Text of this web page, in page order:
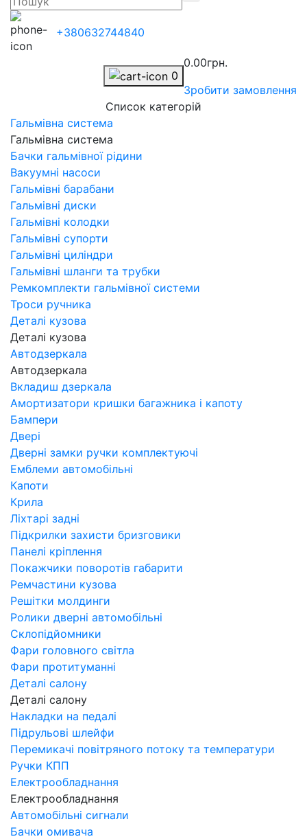
+380632744840
0
0.00грн.
Зробити замовлення
Список категорій
Гальмівна система
Гальмівна система
Бачки гальмівної рідини
Вакуумні насоси
Гальмівні барабани
Гальмівні диски
Гальмівні колодки
Гальмівні супорти
Гальмівні циліндри
Гальмівні шланги та трубки
Ремкомплекти гальмівної системи
Троси ручника
Деталі кузова
Деталі кузова
Автодзеркала
Автодзеркала
Вкладиш дзеркала
Амортизатори кришки багажника і капоту
Бампери
Двері
Дверні замки ручки комплектуючі
Емблеми автомобільні
Капоти
Крила
Ліхтарі задні
Підкрилки захисти бризговики
Панелі кріплення
Покажчики поворотів габарити
Ремчастини кузова
Решітки молдинги
Ролики дверні автомобільні
Склопідйомники
Фари головного світла
Фари протитуманні
Деталі салону
Деталі салону
Накладки на педалі
Підрульові шлейфи
Перемикачі повітряного потоку та температури
Ручки КПП
Електрообладнання
Електрообладнання
Автомобільні сигнали
Бачки омивача